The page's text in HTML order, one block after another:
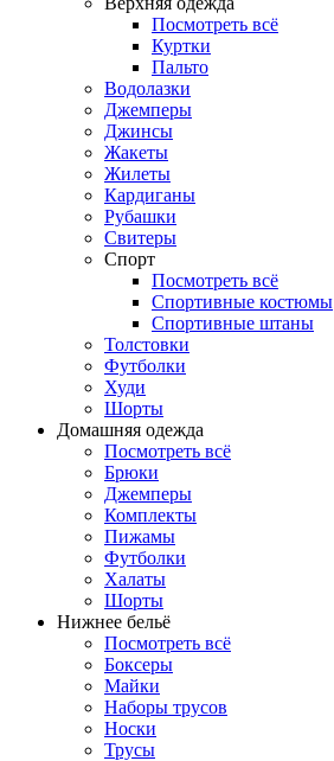
Посмотреть всё
Куртки
Пальто
Водолазки
Джемперы
Джинсы
Жакеты
Жилеты
Кардиганы
Рубашки
Свитеры
Спорт
Посмотреть всё
Спортивные костюмы
Спортивные штаны
Толстовки
Футболки
Худи
Шорты
Домашняя одежда
Посмотреть всё
Брюки
Джемперы
Комплекты
Пижамы
Футболки
Халаты
Шорты
Нижнее бельё
Посмотреть всё
Боксеры
Майки
Наборы трусов
Носки
Трусы